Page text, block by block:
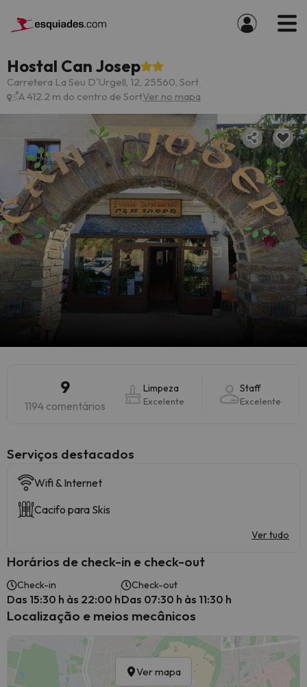
Hostal Can Josep
Carretera La Seu D´Urgell, 12, 25560, Sort
A 412.2 m do centro de SortVer no mapa
9
1194 comentários
Limpeza
Excelente
Staff
Excelente
Serviços destacados
Wifi & Internet
Cacifo para Skis
Ver tudo
Horários de check-in e check-out
Check-in
Das 15:30 h às 22:00 h
Check-out
Das 07:30 h às 11:30 h
Localização e meios mecânicos
Ver mapa